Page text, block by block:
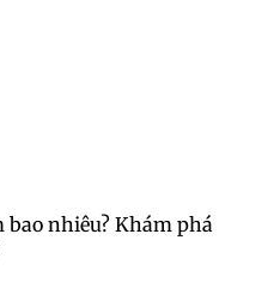
nhiêu? Khám phá